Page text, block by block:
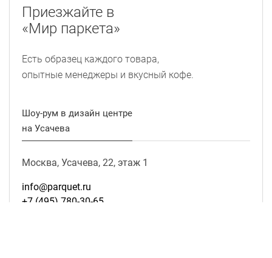
Приезжайте в
«Мир паркета»
Есть образец каждого товара,
опытные менеджеры и вкусный кофе.
Шоу-рум в дизайн центре
на Усачева
Москва, Усачева, 22, этаж 1
info@parquet.ru
+7 (495) 780-30-65